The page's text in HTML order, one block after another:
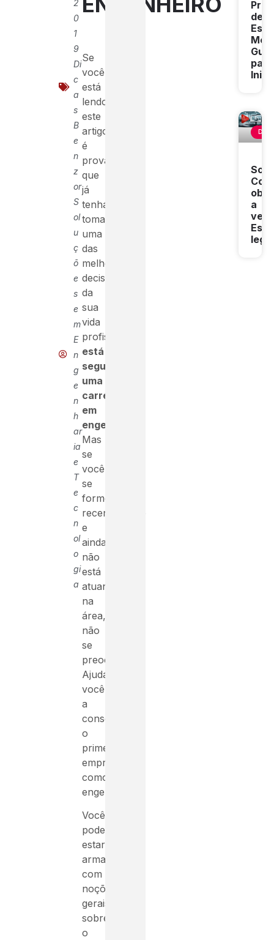
2
0
1
9
Di
c
a
s
B
e
n
z
or
S
ol
u
ç
õ
e
s
e
m
E
n
g
e
n
h
ar
ia
e
T
e
c
n
ol
o
gi
a
Se
você
está
lendo
este
artigo,
é
provável
que
já
tenha
tomado
uma
das
melhores
decisões
da
sua
vida
profissional:
está
seguindo
uma
carreira
em
engenharia
Mas
se
você
se
formou
recentemente
e
ainda
não
está
atuando
na
área,
não
se
preocupe.
Ajudaremos
você
a
conseguir
o
primeiro
emprego
como
engenheiro!
Você
pode
estar
armado
com
noções
gerais
sobre
o
de
Guia
para
a